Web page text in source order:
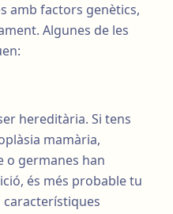
amb factors genètics,
Algunes de les
hereditària. Si tens
mamària,
o germanes han
és més probable tu
característiques